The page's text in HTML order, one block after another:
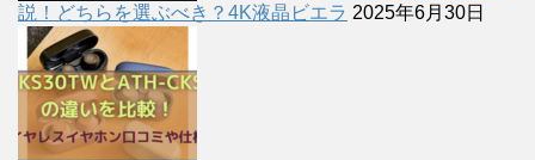
説！どちらを選ぶべき？4K液晶ビエラ 2025年6月30日